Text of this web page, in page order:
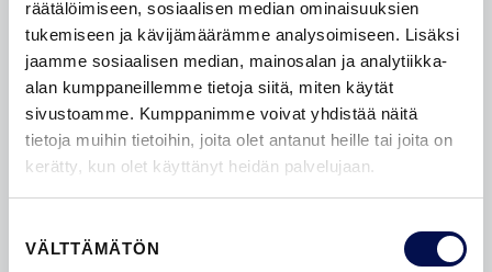
räätälöimiseen, sosiaalisen median ominaisuuksien
tukemiseen ja kävijämäärämme analysoimiseen. Lisäksi
jaamme sosiaalisen median, mainosalan ja analytiikka-
alan kumppaneillemme tietoja siitä, miten käytät
sivustoamme. Kumppanimme voivat yhdistää näitä
tietoja muihin tietoihin, joita olet antanut heille tai joita on
kerätty, kun olet käyttänyt heidän palvelujaan.
valinta
VÄLTTÄMÄTÖN